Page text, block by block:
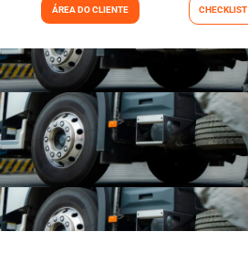
ÁREA DO CLIENTE CHECKLIST